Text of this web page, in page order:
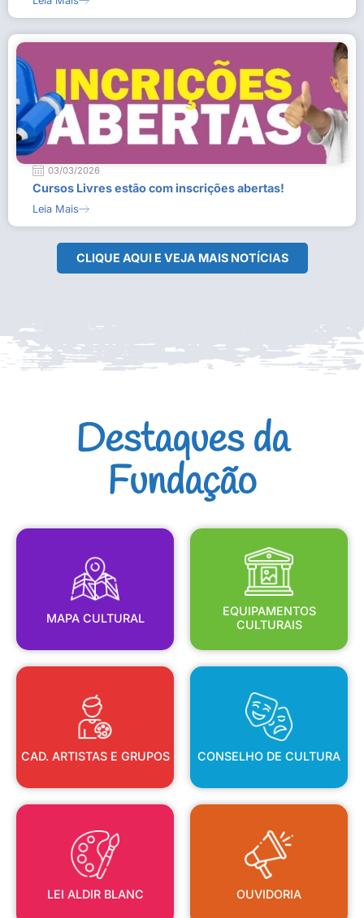
03/03/2026
Cursos Livres estão com inscrições abertas!
Leia Mais
CLIQUE AQUI E VEJA MAIS NOTÍCIAS
Destaques da
Fundação
MAPA CULTURAL
MAPA CULTURAL
EQUIPAMENTOS
CULTURAIS
EQUIPAMENTOS
CULTURAIS
CAD. ARTISTAS E GRUPOS
CAD. ARTISTAS E GRUPOS
CONSELHO DE CULTURA
CONSELHO DE CULTURA
LEI ALDIR BLANC
LEI ALDIR BLANC
OUVIDORIA
OUVIDORIA